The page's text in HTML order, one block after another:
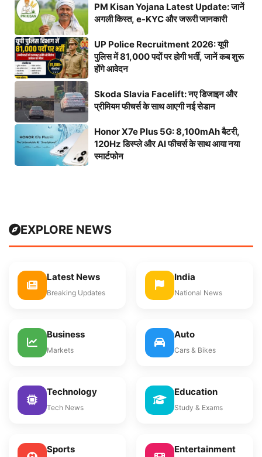
PM Kisan Yojana Latest Update: जानें
अगली किस्त, e-KYC और जरूरी जानकारी
UP Police Recruitment 2026: यूपी
पुलिस में 81,000 पदों पर होगी भर्ती, जानें कब शुरू
होंगे आवेदन
Skoda Slavia Facelift: नए डिजाइन और
प्रीमियम फीचर्स के साथ आएगी नई सेडान
Honor X7e Plus 5G: 8,100mAh बैटरी,
120Hz डिस्प्ले और AI फीचर्स के साथ आया नया
स्मार्टफोन
EXPLORE NEWS
Latest News
Breaking Updates
India
National News
Business
Markets
Auto
Cars & Bikes
Technology
Tech News
Education
Study & Exams
Sports Entertainment